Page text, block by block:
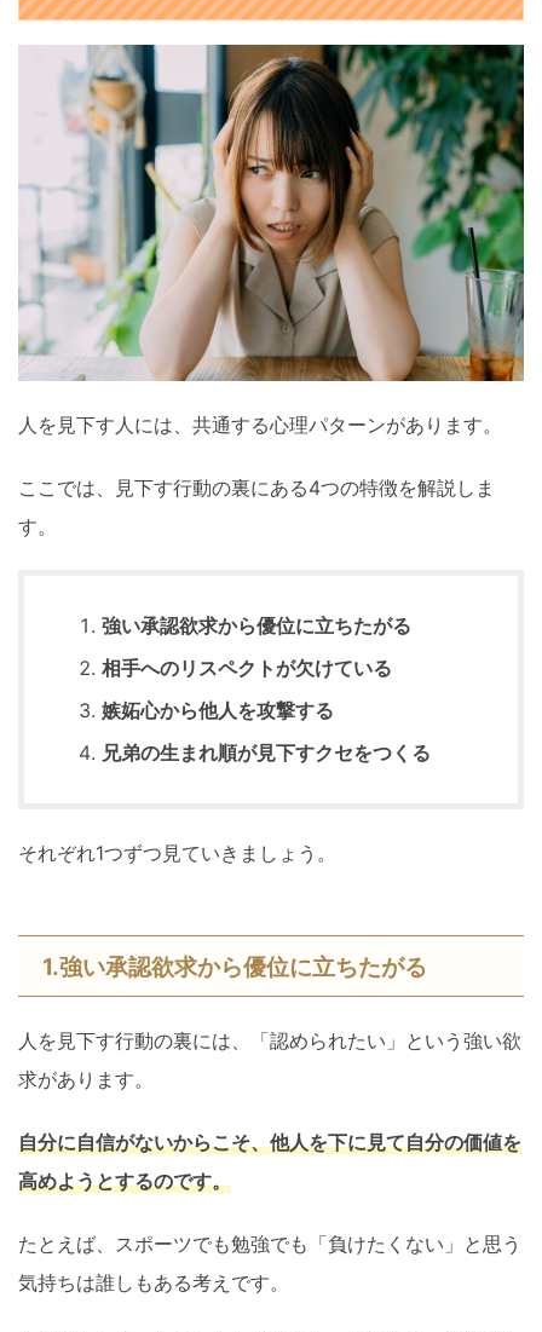
人を見下す人には、共通する心理パターンがあります。
ここでは、見下す行動の裏にある4つの特徴を解説しま
す。
強い承認欲求から優位に立ちたがる
相手へのリスペクトが欠けている
嫉妬心から他人を攻撃する
兄弟の生まれ順が見下すクセをつくる
それぞれ1つずつ見ていきましょう。
1.強い承認欲求から優位に立ちたがる
人を見下す行動の裏には、「認められたい」という強い欲
求があります。
自分に自信がないからこそ、他人を下に見て自分の価値を
高めようとするのです。
たとえば、スポーツでも勉強でも「負けたくない」と思う
気持ちは誰しもある考えです。